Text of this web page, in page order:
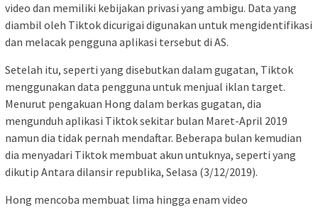
video dan memiliki kebijakan privasi yang ambigu. Data yang
diambil oleh Tiktok dicurigai digunakan untuk mengidentifikasi
dan melacak pengguna aplikasi tersebut di AS.
Setelah itu, seperti yang disebutkan dalam gugatan, Tiktok
menggunakan data pengguna untuk menjual iklan target.
Menurut pengakuan Hong dalam berkas gugatan, dia
mengunduh aplikasi Tiktok sekitar bulan Maret-April 2019
namun dia tidak pernah mendaftar. Beberapa bulan kemudian
dia menyadari Tiktok membuat akun untuknya, seperti yang
dikutip Antara dilansir republika, Selasa (3/12/2019).
Hong mencoba membuat lima hingga enam video